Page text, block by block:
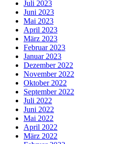
Juli 2023
Juni 2023
Mai 2023
April 2023
März 2023
Februar 2023
Januar 2023
Dezember 2022
November 2022
Oktober 2022
September 2022
Juli 2022
Juni 2022
Mai 2022
April 2022
März 2022